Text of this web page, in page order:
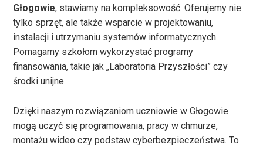
Głogowie, stawiamy na kompleksowość. Oferujemy nie
tylko sprzęt, ale także wsparcie w projektowaniu,
instalacji i utrzymaniu systemów informatycznych.
Pomagamy szkołom wykorzystać programy
finansowania, takie jak „Laboratoria Przyszłości” czy
środki unijne.
Dzięki naszym rozwiązaniom uczniowie w Głogowie
mogą uczyć się programowania, pracy w chmurze,
montażu wideo czy podstaw cyberbezpieczeństwa. To